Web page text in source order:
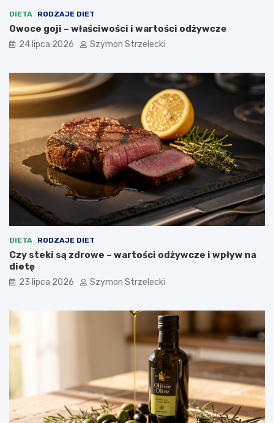
DIETA RODZAJE DIET
Owoce goji – właściwości i wartości odżywcze
24 lipca 2026 Szymon Strzelecki
DIETA RODZAJE DIET
Czy steki są zdrowe – wartości odżywcze i wpływ na
dietę
23 lipca 2026 Szymon Strzelecki